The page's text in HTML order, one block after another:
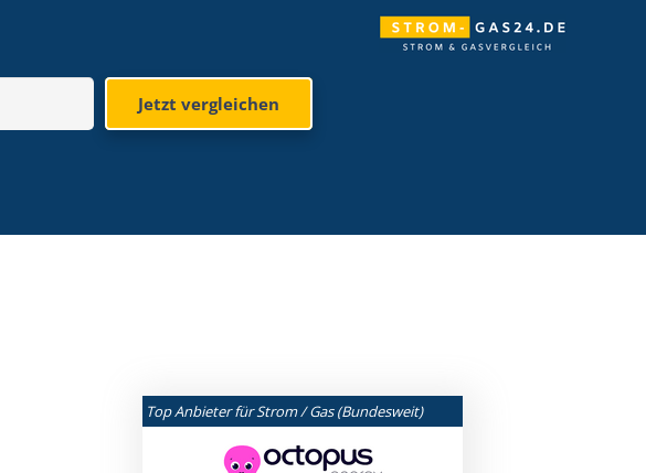
Jetzt vergleichen
Top Anbieter für Strom / Gas (Bundesweit)